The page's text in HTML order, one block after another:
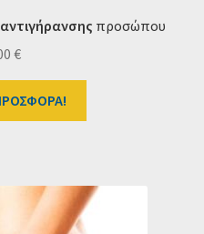
προσώπου
€